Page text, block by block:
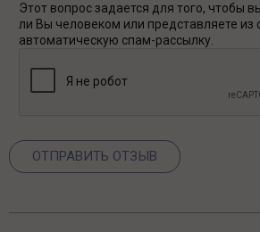
Этот вопрос задается для того, чтобы
ли Вы человеком или представляете из
автоматическую спам-рассылку.